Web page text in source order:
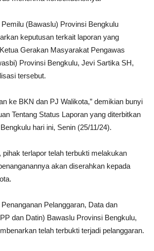
(Bawaslu) Provinsi Bengkulu
keputusan terkait laporan yang
Gerakan Masyarakat Pengawas
Provinsi Bengkulu, Jevi Sartika SH,
tersebut.
ke BKN dan PJ Walikota,” demikian bunyi
Tentang Status Laporan yang diterbitkan
hari ini, Senin (25/11/24).
pihak terlapor telah terbukti melakukan
akan diserahkan kepada
Pelanggaran, Data dan
dan Datin) Bawaslu Provinsi Bengkulu,
telah terbukti terjadi pelanggaran.